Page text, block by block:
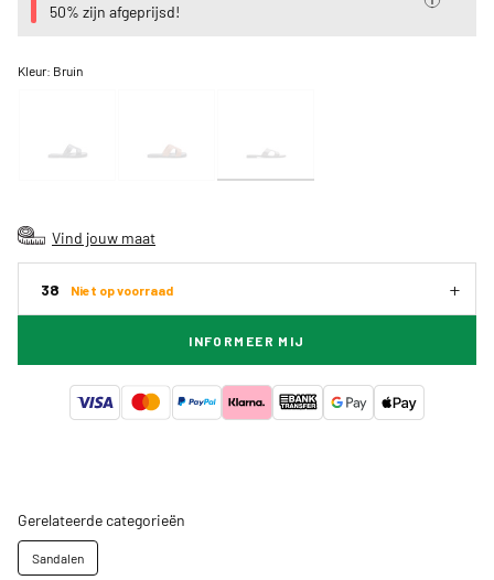
50% zijn afgeprijsd!
Kleur: Bruin
Vind jouw maat
38 Niet op voorraad
INFORMEER MIJ
Gerelateerde categorieën
Sandalen